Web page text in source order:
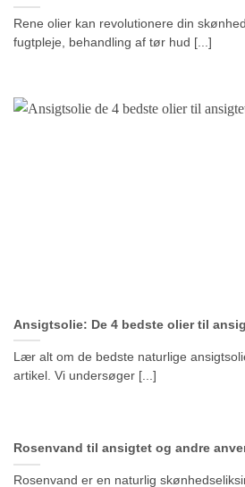
Rene olier kan revolutionere din
fugtpleje, behandling af tør hud [...]
Ansigtsolie: De 4 bedste olier til
Lær alt om de bedste naturlige
artikel. Vi undersøger [...]
Rosenvand til ansigtet og andre
Rosenvand er en naturlig